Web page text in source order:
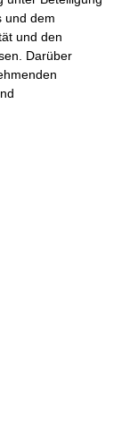
und dem
und den
Darüber